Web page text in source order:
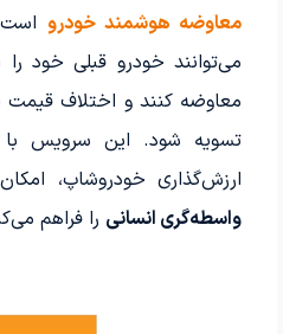
معاوضه هوشمند خودرو
می‌توانند خودرو قبلی خود
معاوضه کنند و اختلاف
تسویه شود. این سرویس با
ارزش‌گذاری خودروشاپ، امکان
واسطه‌گری انسانی را فراهم